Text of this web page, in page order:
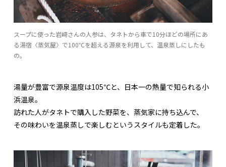
スープに使った岩﨑さんの人参は、タネトから車で10分ほどの場所にあ
る湯宿〈蒸気屋〉で100℃を超える源泉を利用して、温泉蒸しにしたも
の。
湯量が豊富で源泉温度は105℃と、日本一の熱量で知られる小
浜温泉。
訪れた人がタネトで購入した野菜を、蒸気家に持ち込んで、
その味わいを温泉蒸しで楽しむというスタイルも定着した。